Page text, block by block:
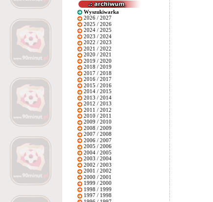
Wyszukiwarka
2026 / 2027
2025 / 2026
2024 / 2025
2023 / 2024
2022 / 2023
2021 / 2022
2020 / 2021
2019 / 2020
2018 / 2019
2017 / 2018
2016 / 2017
2015 / 2016
2014 / 2015
2013 / 2014
2012 / 2013
2011 / 2012
2010 / 2011
2009 / 2010
2008 / 2009
2007 / 2008
2006 / 2007
2005 / 2006
2004 / 2005
2003 / 2004
2002 / 2003
2001 / 2002
2000 / 2001
1999 / 2000
1998 / 1999
1997 / 1998